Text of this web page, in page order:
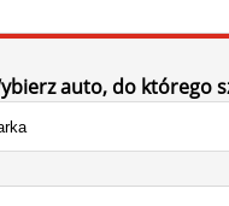
auto, do którego